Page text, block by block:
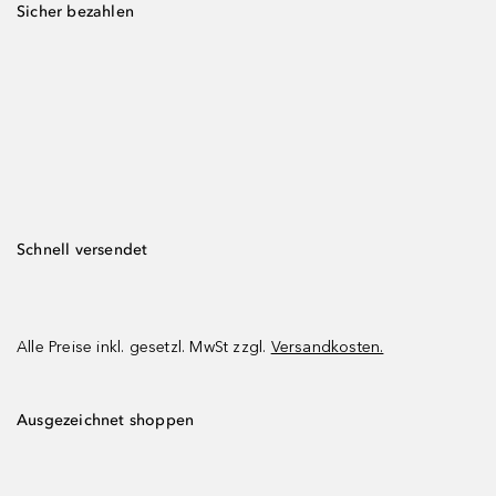
Sicher bezahlen
Schnell versendet
Alle Preise inkl. gesetzl. MwSt zzgl. Versandkosten.
Ausgezeichnet shoppen